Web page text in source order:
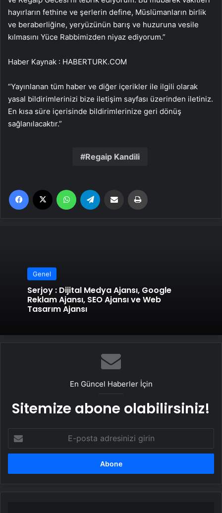
hayırların fethine ve şerlerin define, Müslümanların birlik
ve beraberliğine, yeryüzünün barış ve huzuruna vesile
kılmasını Yüce Rabbimizden niyaz ediyorum.”
Haber Kaynak : HABERTURK.COM
“Yayınlanan tüm haber ve diğer içerikler ile ilgili olarak
yasal bildirimlerinizi bize iletişim sayfası üzerinden iletiniz.
En kısa süre içerisinde bildirimlerinize geri dönüş
sağlanılacaktır.”
Regaip Kandili
Facebook WhatsApp Email'den paylaş
Genel
Serjoy : Dijital Medya Ajansı, Google
Reklam Ajansı, SEO Ajansı ve Web
Tasarım Ajansı
En Güncel Haberler İçin
Sitemize abone olabilirsiniz!
posta
adresinizi